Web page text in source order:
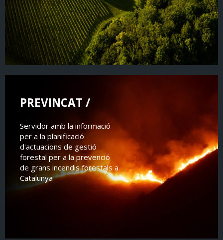
PREVINCAT /
Servidor amb la informació
per a la planificació
d'actuacions de gestió
forestal per a la prevenció
de grans incendis forestals a
Catalunya